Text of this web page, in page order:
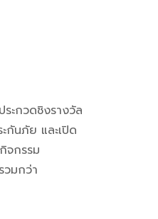
ะกวดชิงรางวัล
กันภัย และเปิด
จกรรม
มกว่า